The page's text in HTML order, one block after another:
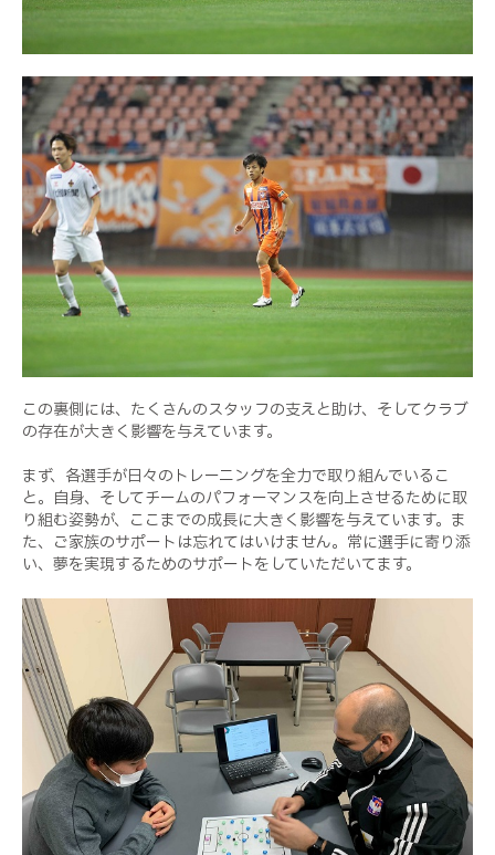
この裏側には、たくさんのスタッフの支えと助け、そしてクラブ
の存在が大きく影響を与えています。
まず、各選手が日々のトレーニングを全力で取り組んでいるこ
と。自身、そしてチームのパフォーマンスを向上させるために取
り組む姿勢が、ここまでの成長に大きく影響を与えています。ま
た、ご家族のサポートは忘れてはいけません。常に選手に寄り添
い、夢を実現するためのサポートをしていただいてます。